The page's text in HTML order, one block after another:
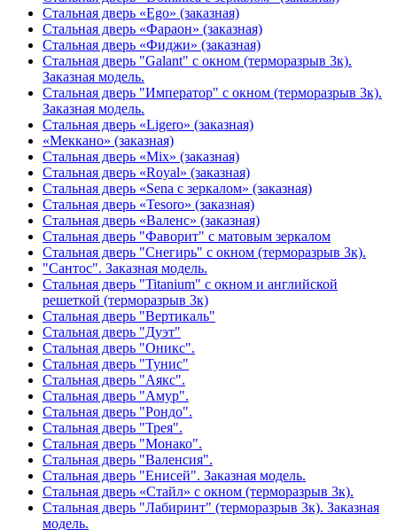
Стальная дверь «Ego» (заказная)
Стальная дверь «Фараон» (заказная)
Стальная дверь «Фиджи» (заказная)
Стальная дверь "Galant" с окном (терморазрыв 3к).
Заказная модель.
Стальная дверь "Император" с окном (терморазрыв 3к).
Заказная модель.
Стальная дверь «Ligero» (заказная)
«Меккано» (заказная)
Стальная дверь «Mix» (заказная)
Стальная дверь «Royal» (заказная)
Стальная дверь «Sena с зеркалом» (заказная)
Стальная дверь «Tesoro» (заказная)
Стальная дверь «Валенс» (заказная)
Стальная дверь "Фаворит" с матовым зеркалом
Стальная дверь "Снегирь" с окном (терморазрыв 3к).
"Сантос". Заказная модель.
Стальная дверь "Titanium" с окном и английской
решеткой (терморазрыв 3к)
Стальная дверь "Вертикаль"
Стальная дверь "Дуэт"
Стальная дверь "Оникс".
Стальная дверь "Тунис"
Стальная дверь "Аякс".
Стальная дверь "Амур".
Стальная дверь "Рондо".
Стальная дверь "Трея".
Стальная дверь "Монако".
Стальная дверь "Валенсия".
Стальная дверь "Енисей". Заказная модель.
Стальная дверь «Стайл» с окном (терморазрыв 3к).
Стальная дверь "Лабиринт" (терморазрыв 3к). Заказная
модель.